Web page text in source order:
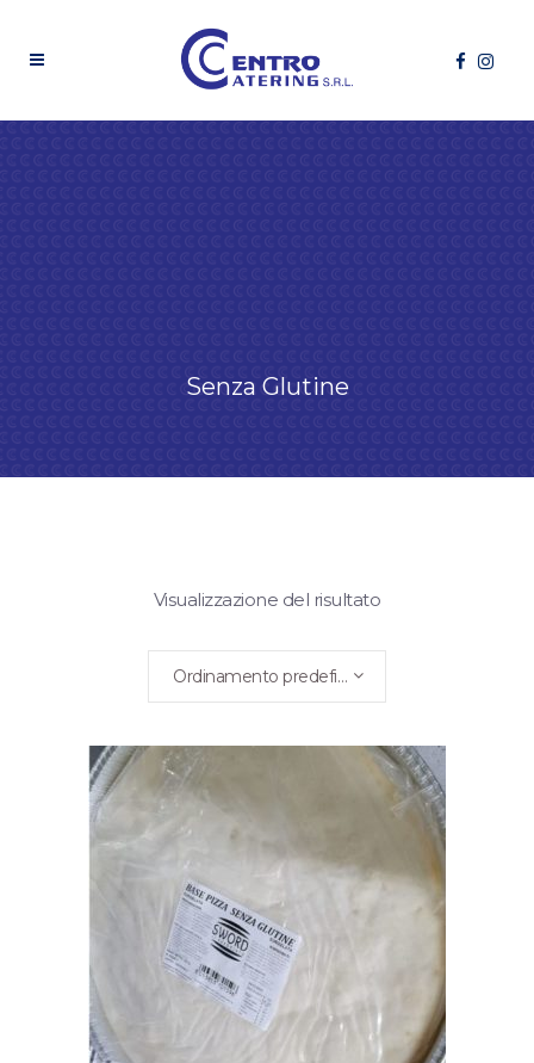
Senza Glutine
Visualizzazione del risultato
Ordinamento predefinito